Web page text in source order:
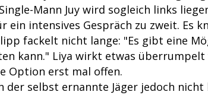
Mann Juy wird sogleich links
ein intensives Gespräch zu zweit. Es
fackelt nicht lange: "Es gibt eine
kann." Liya wirkt etwas
Option erst mal offen.
der selbst ernannte Jäger jedoch nicht